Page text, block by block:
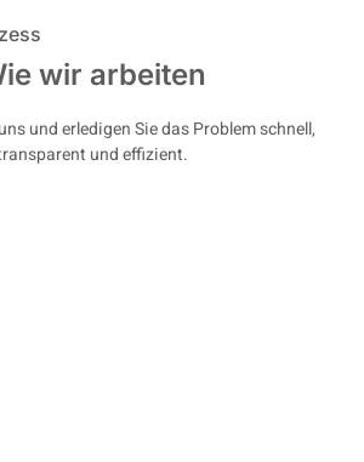
wir arbeiten
und erledigen Sie das Problem schnell,
und effizient.